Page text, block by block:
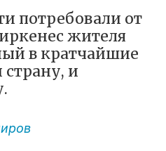
потребовали от
жителя
в кратчайшие
и